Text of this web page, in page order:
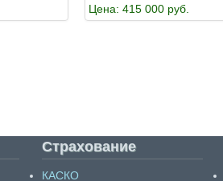
Цена: 415 000 руб.
Страхование
КАСКО